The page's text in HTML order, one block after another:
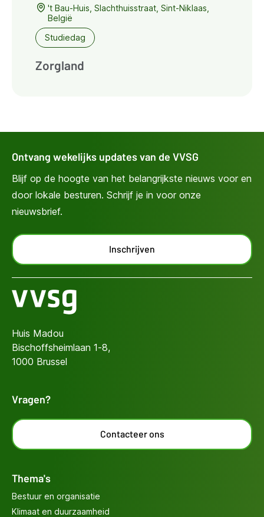
't Bau-Huis, Slachthuisstraat, Sint-Niklaas,
België
Studiedag
Zorgland
Ontvang wekelijks updates van de VVSG
Blijf op de hoogte van het belangrijkste nieuws voor en
door lokale besturen. Schrijf je in voor onze
nieuwsbrief.
Inschrijven
Huis Madou
Bischoffsheimlaan 1-8,
1000 Brussel
Vragen?
Contacteer ons
Thema's
Bestuur en organisatie
Klimaat en duurzaamheid